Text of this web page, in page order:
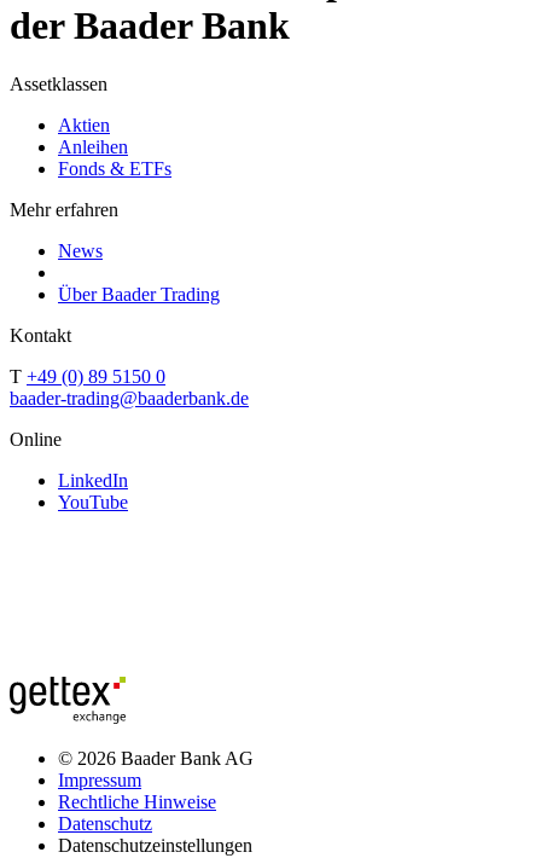
der Baader Bank
Assetklassen
Aktien
Anleihen
Fonds & ETFs
Mehr erfahren
News
Über Baader Trading
Kontakt
T +49 (0) 89 5150 0
baader-trading@baaderbank.de
Online
LinkedIn
YouTube
© 2026 Baader Bank AG
Impressum
Rechtliche Hinweise
Datenschutz
Datenschutzeinstellungen